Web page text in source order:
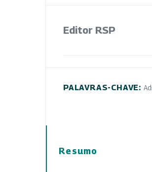
Editor RSP
PALAVRAS-CHAVE:
Resumo